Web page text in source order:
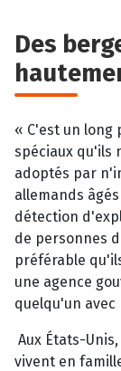
Des
« C'est un long
spéciaux qu'ils
adoptés par
allemands
détection
de personnes
préférable
une agence
quelqu'un
Aux États-
vivent en